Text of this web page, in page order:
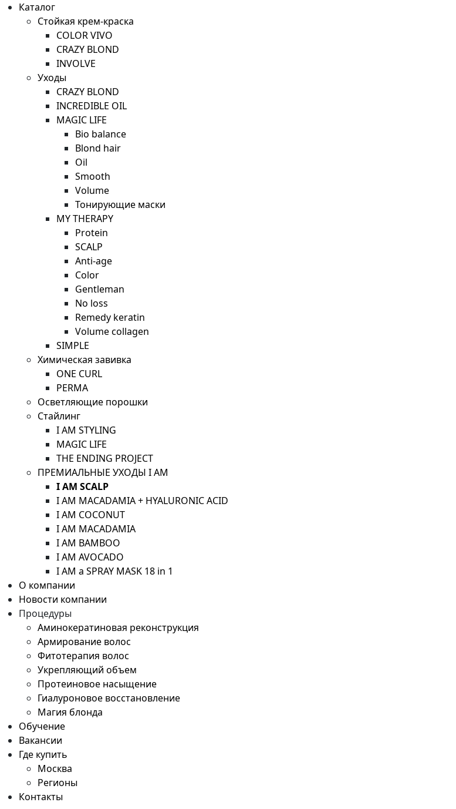
Каталог
Стойкая крем-краска
COLOR VIVO
CRAZY BLOND
INVOLVE
Уходы
CRAZY BLOND
INCREDIBLE OIL
MAGIC LIFE
Bio balance
Blond hair
Oil
Smooth
Volume
Тонирующие маски
MY THERAPY
Protein
SCALP
Anti-age
Color
Gentleman
No loss
Remedy keratin
Volume collagen
SIMPLE
Химическая завивка
ONE CURL
PERMA
Осветляющие порошки
Стайлинг
I AM STYLING
MAGIC LIFE
THE ENDING PROJECT
ПРЕМИАЛЬНЫЕ УХОДЫ I AM
I AM SCALP
I AM MACADAMIA + HYALURONIC ACID
I AM COCONUT
I AM MACADAMIA
I AM BAMBOO
I AM AVOCADO
I AM a SPRAY MASK 18 in 1
О компании
Новости компании
Процедуры
Аминокератиновая реконструкция
Армирование волос
Фитотерапия волос
Укрепляющий объем
Протеиновое насыщение
Гиалуроновое восстановление
Магия блонда
Обучение
Вакансии
Где купить
Москва
Регионы
Контакты